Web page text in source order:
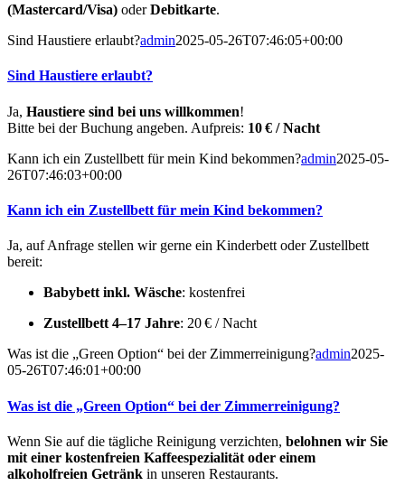
(Mastercard/Visa) oderDebitkarte.
Sind Haustiere erlaubt?admin2025-05-26T07:46:05+00:00
Sind Haustiere erlaubt?
Ja, Haustiere sind bei uns willkommen!
Bitte bei der Buchung angeben. Aufpreis: 10 € / Nacht
Kann ich ein Zustellbett für mein Kind bekommen?admin2025-05-
26T07:46:03+00:00
Kann ich ein Zustellbett für mein Kind bekommen?
Ja, auf Anfrage stellen wir gerne ein Kinderbett oder Zustellbett
bereit:
Babybett inkl. Wäsche: kostenfrei
Zustellbett 4–17 Jahre: 20 € / Nacht
Was ist die „Green Option“ bei der Zimmerreinigung?admin2025-
05-26T07:46:01+00:00
Was ist die „Green Option“ bei der Zimmerreinigung?
Wenn Sie auf die tägliche Reinigung verzichten, belohnen wir Sie
mit einer kostenfreien Kaffeespezialität oder einem
alkoholfreien Getränk in unseren Restaurants.